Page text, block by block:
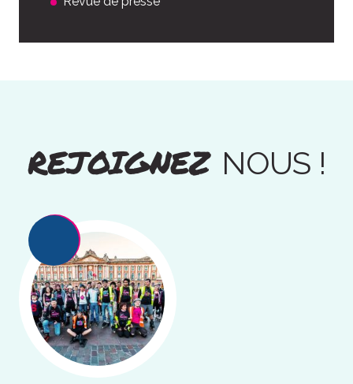
REJOIGNEZ NOUS !